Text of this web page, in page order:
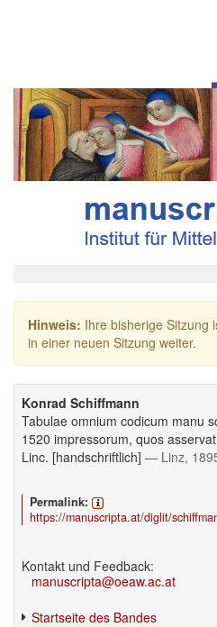
Hinweis: Ihre bisherige Sitzung
in einer neuen Sitzung weiter.
Konrad Schiffmann
Tabulae omnium codicum manu
1520 impressorum, quos
Linc. [handschriftlich] — Linz,
Permalink:
https://manuscripta.at/diglit/
Kontakt und Feedback:
manuscripta@oeaw.ac.at
Startseite des Bandes